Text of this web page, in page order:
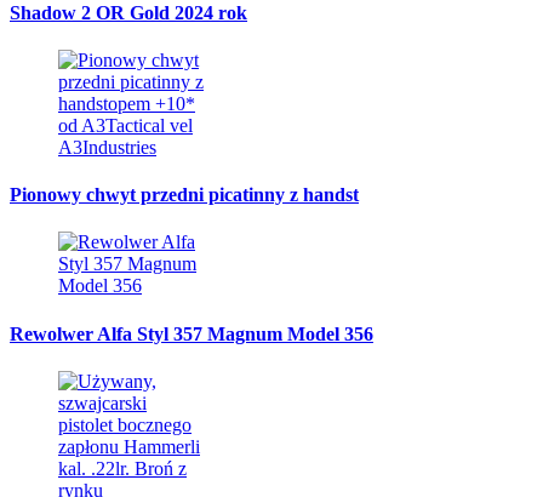
Shadow 2 OR Gold 2024 rok
Pionowy chwyt przedni picatinny z handst
Rewolwer Alfa Styl 357 Magnum Model 356